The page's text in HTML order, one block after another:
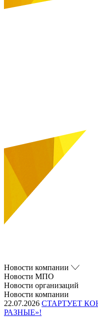
Новости компании
Новости МПО
Новости организаций
Новости компании
22.07.2026 СТАРТУЕТ
РАЗНЫЕ»!